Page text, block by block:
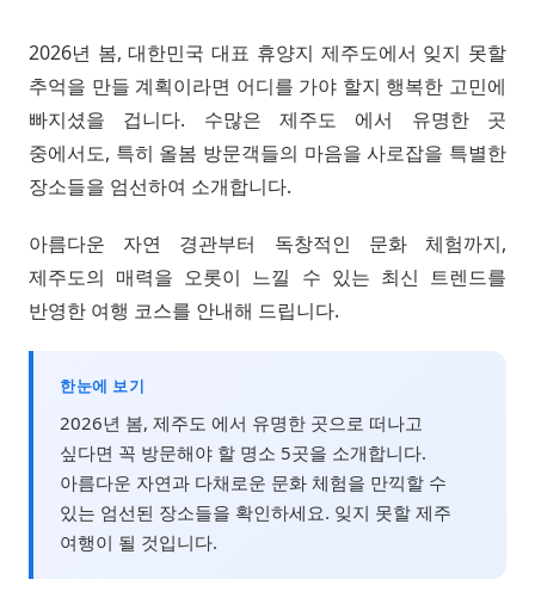
2026년 봄, 대한민국 대표 휴양지 제주도에서 잊지 못할
추억을 만들 계획이라면 어디를 가야 할지 행복한 고민에
빠지셨을 겁니다. 수많은 제주도 에서 유명한 곳
중에서도, 특히 올봄 방문객들의 마음을 사로잡을 특별한
장소들을 엄선하여 소개합니다.
아름다운 자연 경관부터 독창적인 문화 체험까지,
제주도의 매력을 오롯이 느낄 수 있는 최신 트렌드를
반영한 여행 코스를 안내해 드립니다.
한눈에 보기
2026년 봄, 제주도 에서 유명한 곳으로 떠나고
싶다면 꼭 방문해야 할 명소 5곳을 소개합니다.
아름다운 자연과 다채로운 문화 체험을 만끽할 수
있는 엄선된 장소들을 확인하세요. 잊지 못할 제주
여행이 될 것입니다.